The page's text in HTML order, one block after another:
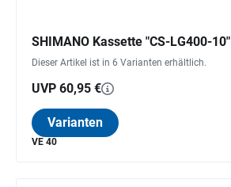
SHIMANO Kassette "CS-LG400-10"
Dieser Artikel ist in 6 Varianten erhältlich.
UVP 60,95 €
Varianten
VE 40